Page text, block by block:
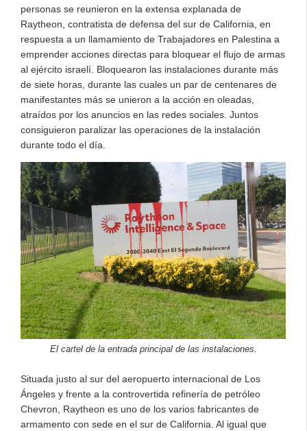
personas se reunieron en la extensa explanada de
Raytheon, contratista de defensa del sur de California, en
respuesta a un llamamiento de Trabajadores en Palestina a
emprender acciones directas para bloquear el flujo de armas
al ejército israelí. Bloquearon las instalaciones durante más
de siete horas, durante las cuales un par de centenares de
manifestantes más se unieron a la acción en oleadas,
atraídos por los anuncios en las redes sociales. Juntos
consiguieron paralizar las operaciones de la instalación
durante todo el día.
El cartel de la entrada principal de las instalaciones.
Situada justo al sur del aeropuerto internacional de Los
Ángeles y frente a la controvertida refinería de petróleo
Chevron, Raytheon es uno de los varios fabricantes de
armamento con sede en el sur de California. Al igual que